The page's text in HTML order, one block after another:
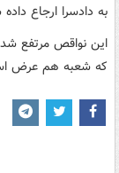
به دادسرا ارجاع
که شعبه هم عرض